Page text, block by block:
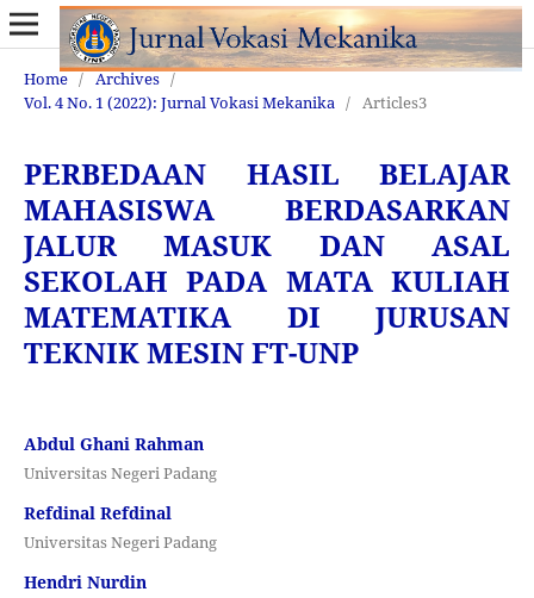
Home / Archives /
Vol. 4 No. 1 (2022): Jurnal Vokasi Mekanika / Articles3
PERBEDAAN HASIL BELAJAR
MAHASISWA BERDASARKAN
JALUR MASUK DAN ASAL
SEKOLAH PADA MATA KULIAH
MATEMATIKA DI JURUSAN
TEKNIK MESIN FT-UNP
Abdul Ghani Rahman
Universitas Negeri Padang
Refdinal Refdinal
Universitas Negeri Padang
Hendri Nurdin